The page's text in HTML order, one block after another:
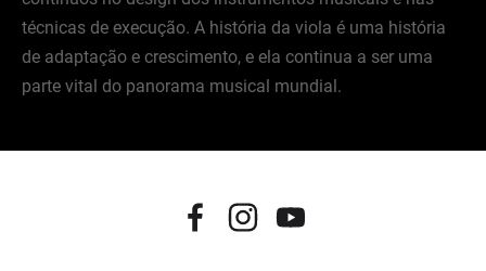
técnicas de execução. A história da viola é uma história
de adaptação e crescimento, e ela continua a ser uma
parte vital do panorama musical mundial.